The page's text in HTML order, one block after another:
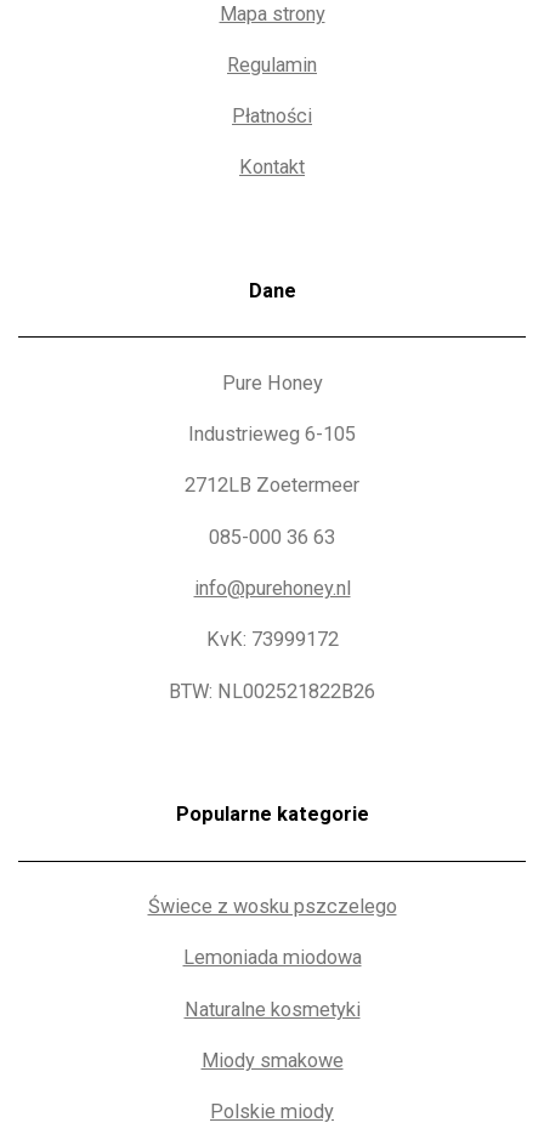
Mapa strony
Regulamin
Płatności
Kontakt
Dane
Pure Honey
Industrieweg 6-105
2712LB Zoetermeer
085-000 36 63
info@purehoney.nl
KvK: 73999172
BTW: NL002521822B26
Popularne kategorie
Świece z wosku pszczelego
Lemoniada miodowa
Naturalne kosmetyki
Miody smakowe
Polskie miody